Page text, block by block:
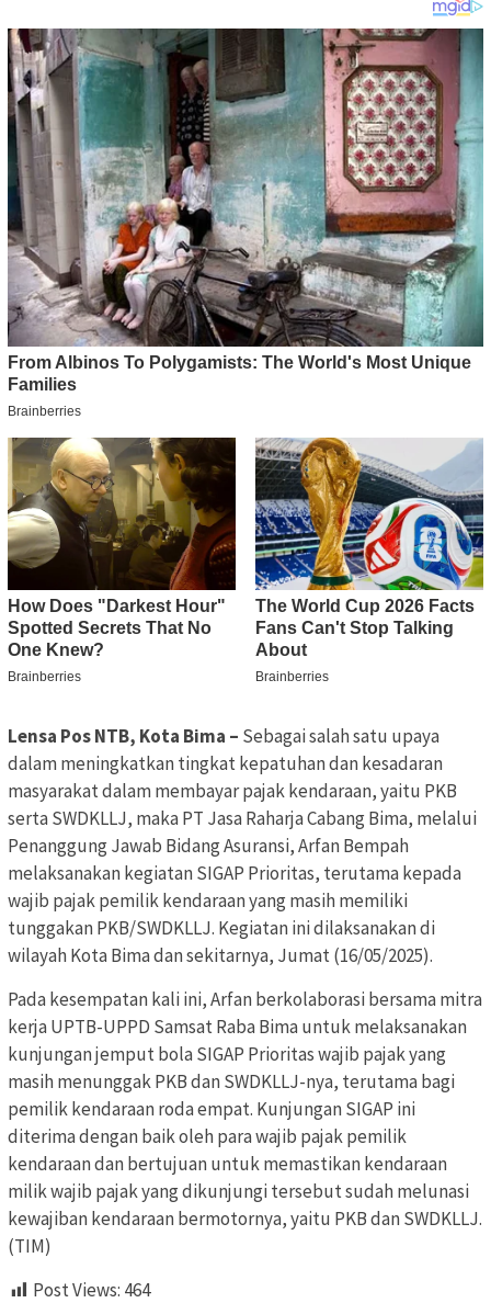
Lensa Pos NTB, Kota Bima – Sebagai salah satu upaya
dalam meningkatkan tingkat kepatuhan dan kesadaran
masyarakat dalam membayar pajak kendaraan, yaitu PKB
serta SWDKLLJ, maka PT Jasa Raharja Cabang Bima, melalui
Penanggung Jawab Bidang Asuransi, Arfan Bempah
melaksanakan kegiatan SIGAP Prioritas, terutama kepada
wajib pajak pemilik kendaraan yang masih memiliki
tunggakan PKB/SWDKLLJ. Kegiatan ini dilaksanakan di
wilayah Kota Bima dan sekitarnya, Jumat (16/05/2025).
Pada kesempatan kali ini, Arfan berkolaborasi bersama mitra
kerja UPTB-UPPD Samsat Raba Bima untuk melaksanakan
kunjungan jemput bola SIGAP Prioritas wajib pajak yang
masih menunggak PKB dan SWDKLLJ-nya, terutama bagi
pemilik kendaraan roda empat. Kunjungan SIGAP ini
diterima dengan baik oleh para wajib pajak pemilik
kendaraan dan bertujuan untuk memastikan kendaraan
milik wajib pajak yang dikunjungi tersebut sudah melunasi
kewajiban kendaraan bermotornya, yaitu PKB dan SWDKLLJ.
(TIM)
Post Views: 464